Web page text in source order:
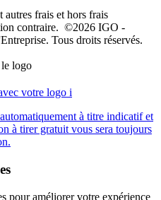
frais et hors frais
contraire. ©2026 IGO -
Tous droits réservés.
logo
votre logo i
à titre indicatif et
à tirer gratuit vous sera toujours
pour améliorer votre expérience